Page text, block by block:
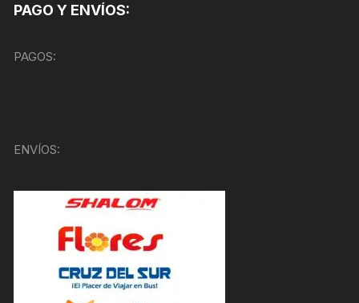
PAGO Y ENVÍOS:
PAGOS:
ENVÍOS: